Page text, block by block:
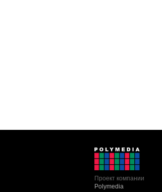
Проект компании
Polymedia